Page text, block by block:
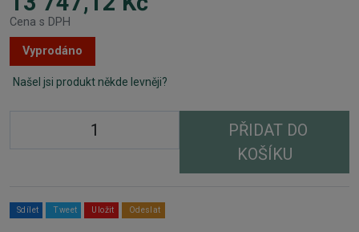
Cena s DPH
Vyprodáno
Našel jsi produkt někde levněji?
PŘIDAT DO
KOŠÍKU
Sdílet Tweet Uložit Odeslat